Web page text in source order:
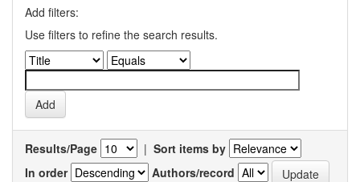
Add filters:
Use filters to refine the search results.
Results/Page | Sort items by
In order
Authors/record